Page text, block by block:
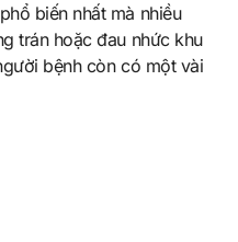
biến nhất mà nhiều
trán hoặc đau nhức khu
bệnh còn có một vài